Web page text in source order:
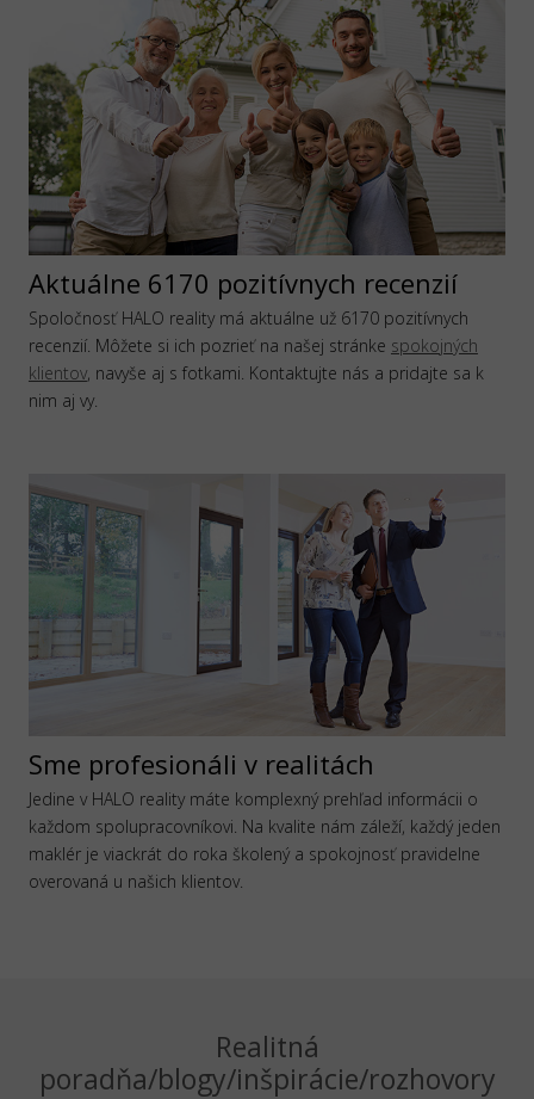
Aktuálne 6170 pozitívnych recenzií
Spoločnosť HALO reality má aktuálne už 6170 pozitívnych
recenzií. Môžete si ich pozrieť na našej stránke spokojných
klientov, navyše aj s fotkami. Kontaktujte nás a pridajte sa k
nim aj vy.
Sme profesionáli v realitách
Jedine v HALO reality máte komplexný prehľad informácii o
každom spolupracovníkovi. Na kvalite nám záleží, každý jeden
maklér je viackrát do roka školený a spokojnosť pravidelne
overovaná u našich klientov.
Realitná
poradňa/blogy/inšpirácie/rozhovory